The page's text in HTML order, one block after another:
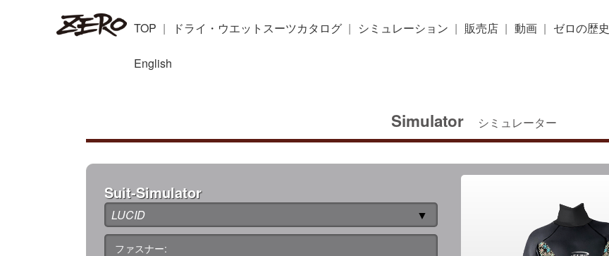
TOP ドライ・ウエットスーツカタログ シミュレーション 販売店 動画 ゼロの歴史
English
Simulator シミュレーター
Suit-Simulator
LUCID ▼
ファスナー